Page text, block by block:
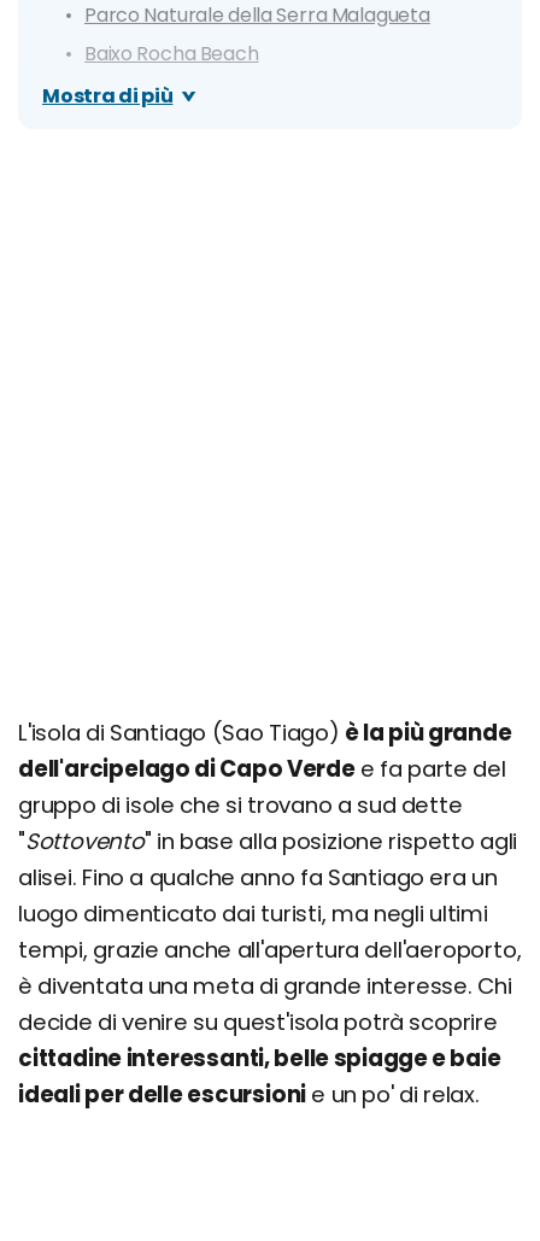
Parco Naturale della Serra Malagueta
Baixo Rocha Beach
Baia di São Francisco
Mostra di più
L'isola di Santiago (Sao Tiago) è la più grande
dell'arcipelago di Capo Verdee fa parte del
gruppo di isole che si trovano a sud dette
"Sottovento" in base alla posizione rispetto agli
alisei. Fino a qualche anno fa Santiago era un
luogo dimenticato dai turisti, ma negli ultimi
tempi, grazie anche all'apertura dell'aeroporto,
è diventata una meta di grande interesse. Chi
decide di venire su quest'isola potrà scoprire
cittadine interessanti, belle spiagge e baie
ideali per delle escursioni e un po' di relax.